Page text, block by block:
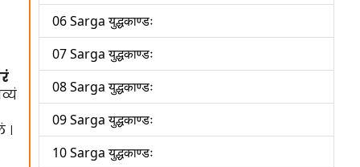
06 Sarga युद्धकाण्डः
07 Sarga युद्धकाण्डः
08 Sarga युद्धकाण्डः
09 Sarga युद्धकाण्डः
10 Sarga युद्धकाण्डः